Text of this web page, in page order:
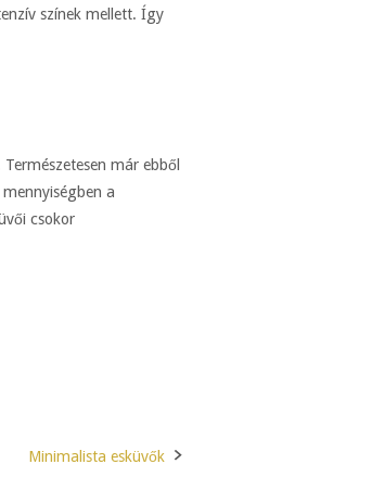
színek mellett. Így
már ebből
a
csokor
Minimalista esküvők